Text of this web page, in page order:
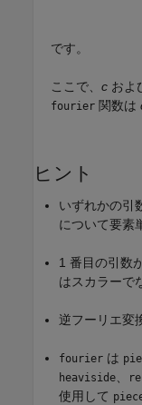
です。
ここで、c およ
fourier 関数は
ヒント
いずれかの引
について要素
1 番目の引数
はスカラーで
逆フーリエ変
fourier は
heaviside
使用して